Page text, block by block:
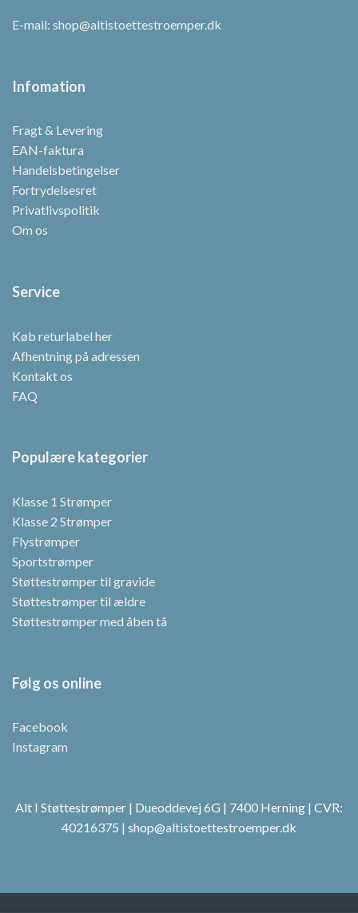
E-mail: shop@altistoettestroemper.dk
Infomation
Fragt & Levering
EAN-faktura
Handelsbetingelser
Fortrydelsesret
Privatlivspolitik
Om os
Service
Køb returlabel her
Afhentning på adressen
Kontakt os
FAQ
Populære kategorier
Klasse 1 Strømper
Klasse 2 Strømper
Flystrømper
Sportstrømper
Støttestrømper til gravide
Støttestrømper til ældre
Støttestrømper med åben tå
Følg os online
Facebook
Instagram
Alt I Støttestrømper | Dueoddevej 6G | 7400 Herning | CVR:
40216375 | shop@altistoettestroemper.dk